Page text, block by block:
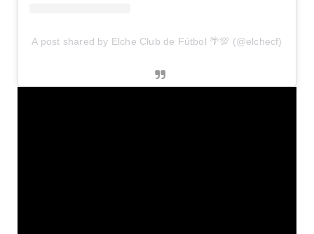
A post shared by Elche Club de Fútbol 🌴💯 (@elchecf)